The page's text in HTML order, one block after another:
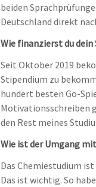
beiden
Deutschland direkt
Wie finanzierst du dein
Seit Oktober 2019
Stipendium zu
hundert besten Go-
Motivationsschreiben
den Rest meines
Wie ist der Umgang
Das Chemiestudium
Das ist wichtig. So